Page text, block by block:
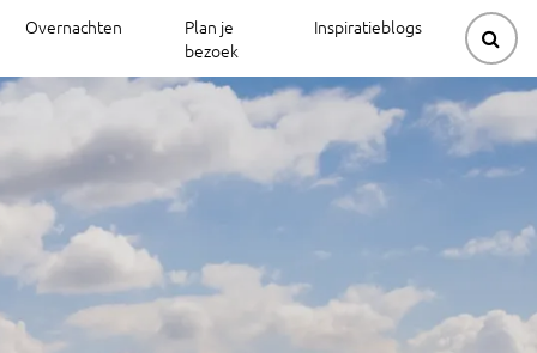
molens
Kerkenpaden
Beltrum
Kerkenpaden
Neede
Spirituele
routes
Gravelbikeroutes
Natuurtrails
Klootschietroutes
Overnachten
Plan je
bezoek
Inspiratieblogs